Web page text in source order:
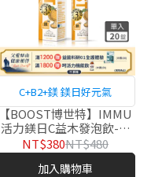
C+B2+鎂 鎂日好元氣
【BOOST博世特】IMMU
活力鎂日C益木發泡飲-橘
子 20錠/管
NT$380NT$480
加入購物車